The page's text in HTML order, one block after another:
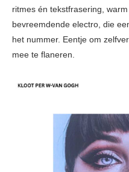
ritmes én tekstfrasering,
bevreemdende electro, die
het nummer. Eentje om
mee te flaneren.